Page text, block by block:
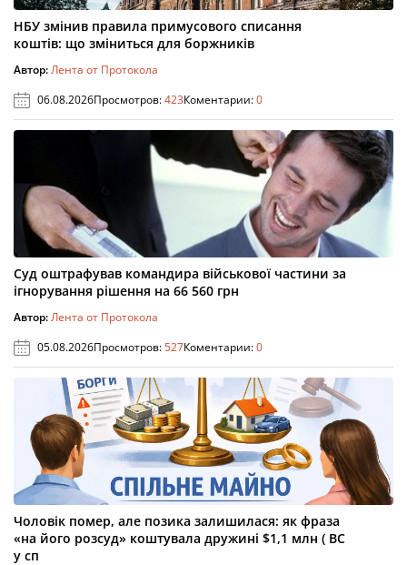
НБУ змінив правила примусового списання
коштів: що зміниться для боржників
Автор:Лента от Протокола
06.08.2026Просмотров:423Коментарии:0
Суд оштрафував командира військової частини за
ігнорування рішення на 66 560 грн
Автор:Лента от Протокола
05.08.2026Просмотров:527Коментарии:0
Чоловік помер, але позика залишилася: як фраза
«на його розсуд» коштувала дружині $1,1 млн ( ВС
у сп